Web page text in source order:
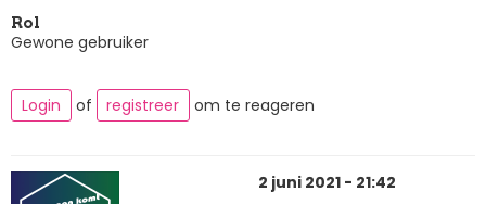
Rol
Gewone gebruiker
Login of registreer om te reageren
2 juni 2021 - 21:42